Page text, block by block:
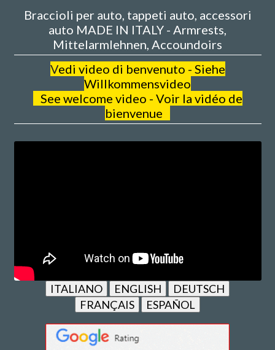
Braccioli per auto, tappeti auto, accessori
auto MADE IN ITALY - Armrests,
Mittelarmlehnen, Accoundoirs
Vedi video di benvenuto - Siehe
Willkommensvideo
See welcome video - Voir la vidéo de
bienvenue
ITALIANO ENGLISH
DEUTSCH
FRANÇAIS
ESPAÑOL